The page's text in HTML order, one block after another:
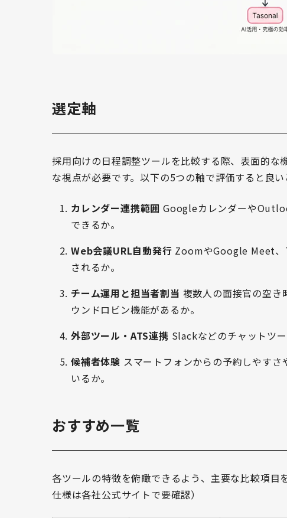
選定軸
採用向けの日程調整ツールを比較する際、表面的
な視点が必要です。以下の5つの軸で評価すると良い
カレンダー連携範囲 Googleカレンダーや
できるか。
Web会議URL自動発行 ZoomやGoogle Meet、
されるか。
チーム運用と担当者割当 複数人の面接官の空き
ウンドロビン機能があるか。
外部ツール・ATS連携 Slackなどのチャットツ
候補者体験 スマートフォンからの予約しやす
いるか。
おすすめ一覧
各ツールの特徴を俯瞰できるよう、主要な比較項
仕様は各社公式サイトで要確認）